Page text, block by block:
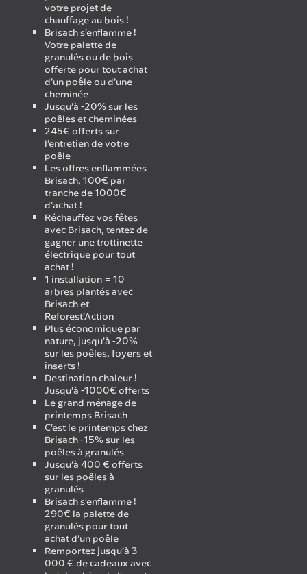
votre projet de
chauffage au bois !
Brisach s’enflamme !
Votre palette de
granulés ou de bois
offerte pour tout achat
d’un poêle ou d’une
cheminée
Jusqu’à -20% sur les
poêles et cheminées
245€ offerts sur
l’entretien de votre
poêle
Les offres enflammées
Brisach, 100€ par
tranche de 1000€
d’achat !
Réchauffez vos fêtes
avec Brisach, tentez de
gagner une trottinette
électrique pour tout
achat !
1 installation = 10
arbres plantés avec
Brisach et
Reforest’Action
Plus économique par
nature, jusqu’à -20%
sur les poêles, foyers et
inserts !
Destination chaleur !
Jusqu’à -1000€ offerts
Le grand ménage de
printemps Brisach
C’est le printemps chez
Brisach -15% sur les
poêles à granulés
Jusqu’à 400 € offerts
sur les poêles à
granulés
Brisach s’enflamme !
290€ la palette de
granulés pour tout
achat d’un poêle
Remportez jusqu’à 3
000 € de cadeaux avec